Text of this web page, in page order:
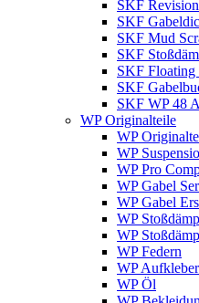
SKF
SKF
SKF Mud
SKF
SKF Floating
SKF
SKF WP 48
WP Originalteile
WP
WP
WP Pro
WP Gabel
WP Gabel
WP
WP
WP Federn
WP Aufkleber
WP Öl